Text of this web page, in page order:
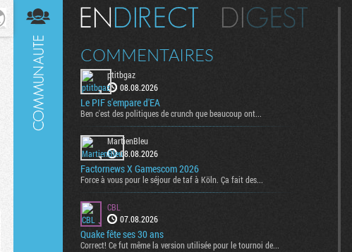
Digest
COMMENTAIRES
ptitbgaz
08.08.2026
Le PIF s'empare d'EA
Ben c'est des politiques de crunch que beaucoup ont...
MartienBleu
08.08.2026
Factornews X Gamescom 2026
Force à vous pour le séjour de taf à Köln. Ça fait des...
CBL
07.08.2026
Quake fête ses 30 ans
Correct! Ce fut même la version utilisée pour le tournoi de...